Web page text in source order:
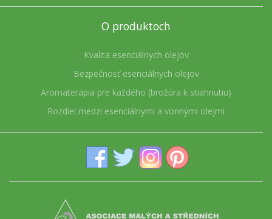
O produktoch
Kvalita esenciálnych olejov
Bezpečnosť esenciálnych olejov
Aromaterapia pre každého (brožúra k stiahnutiu)
Rozdiel medzi esenciálnymi a vonnými olejmi